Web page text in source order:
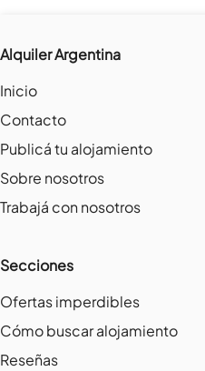
Alquiler Argentina
Inicio
Contacto
Publicá tu alojamiento
Sobre nosotros
Trabajá con nosotros
Secciones
Ofertas imperdibles
Cómo buscar alojamiento
Reseñas